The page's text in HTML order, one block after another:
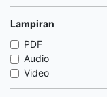
Lampiran
PDF
Audio
Video